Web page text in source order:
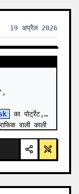
19 अप्रैल 2026
का पोर्ट्रेट,
वाली काली